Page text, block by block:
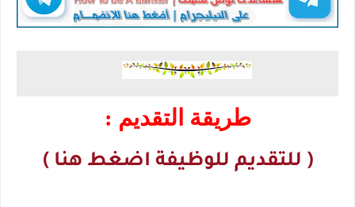
طريقة التقديم :
( للتقديم للوظيفة اضغط هنا )